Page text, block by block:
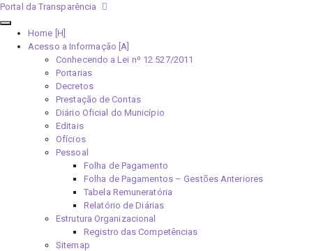
Portal da Transparência
Home [H]
Acesso a Informação [A]
Conhecendo a Lei nº 12.527/2011
Portarias
Decretos
Prestação de Contas
Diário Oficial do Município
Editais
Ofícios
Pessoal
Folha de Pagamento
Folha de Pagamentos – Gestões Anteriores
Tabela Remuneratória
Relatório de Diárias
Estrutura Organizacional
Registro das Competências
Sitemap